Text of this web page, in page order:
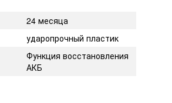
24 месяца
ударопрочный пластик
Функция восстановления
АКБ